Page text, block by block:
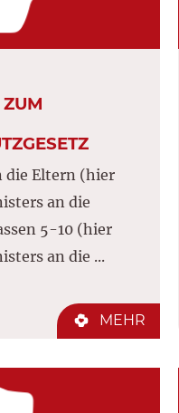
die Eltern (hier
an die
5-10 (hier
an die ...
MEHR